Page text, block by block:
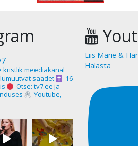
kristlik meediakanal
saadet
16
Otse: tv7.ee ja
Youtube,
Liis Marie &
Halasta